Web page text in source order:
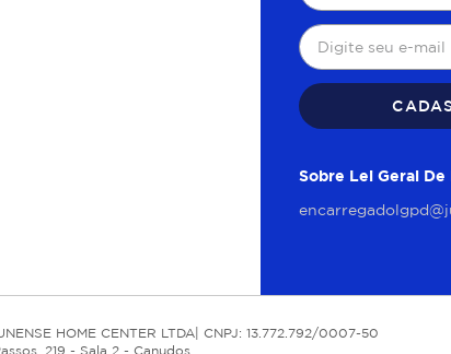
Sobre Lei Geral
HOME CENTER LTDA| CNPJ: 13.772.792/0007-50
219 - Sala 2 - Canudos